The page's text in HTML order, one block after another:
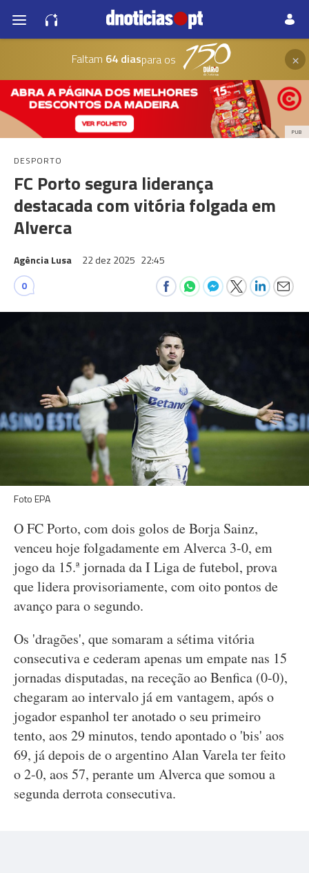
Faltam 64 diaspara os ×
PUB
DESPORTO
FC Porto segura liderança
destacada com vitória folgada em
Alverca
Agência Lusa 22 dez 2025 22:45
0
Foto EPA
O FC Porto, com dois golos de Borja Sainz,
venceu hoje folgadamente em Alverca 3-0, em
jogo da 15.ª jornada da I Liga de futebol, prova
que lidera provisoriamente, com oito pontos de
avanço para o segundo.
Os 'dragões', que somaram a sétima vitória
consecutiva e cederam apenas um empate nas 15
jornadas disputadas, na receção ao Benfica (0-0),
chegaram ao intervalo já em vantagem, após o
jogador espanhol ter anotado o seu primeiro
tento, aos 29 minutos, tendo apontado o 'bis' aos
69, já depois de o argentino Alan Varela ter feito
o 2-0, aos 57, perante um Alverca que somou a
segunda derrota consecutiva.